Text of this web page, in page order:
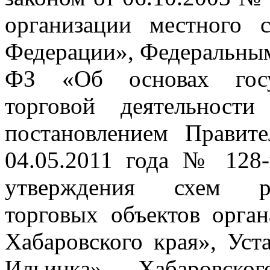
организации местного
Федерации»,
ФЗ «Об основах
торговой
постановлением
04.05.2011 года №
утверждения схем
торговых объектов
Хабаровского края»,